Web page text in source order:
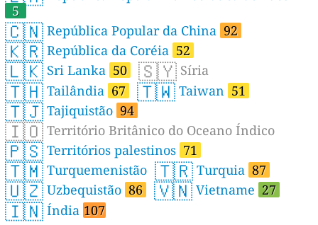
5
🇨🇳 República Popular da China 92
🇰🇷 República da Coréia 52
🇱🇰 Sri Lanka 50 🇸🇾 Síria
🇹🇭 Tailândia 67 🇹🇼 Taiwan 51
🇹🇯 Tajiquistão 94
🇮🇴 Território Britânico do Oceano Índico
🇵🇸 Territórios palestinos 71
🇹🇲 Turquemenistão 🇹🇷 Turquia 87
🇺🇿 Uzbequistão 86 🇻🇳 Vietname 27
🇮🇳 Índia 107